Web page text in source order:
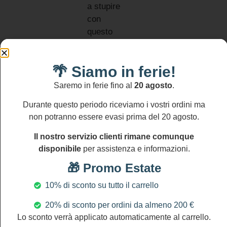
a stupire
con
questo
MATERIALI:
Cristalli
Ceramica
di
Perle
Maiorca
Corallo
DIMENSIONI
Lunghezza
collana:
resi
entro
🌴 Siamo in ferie!
Saremo in ferie fino al 20 agosto.
Durante questo periodo riceviamo i vostri ordini ma
non potranno essere evasi prima del 20 agosto.
Il nostro servizio clienti rimane comunque
disponibileper assistenza e informazioni.
🎁 Promo Estate
10% di sconto su tutto il carrello
20% di sconto per ordini da almeno 200 €
Lo sconto verrà applicato automaticamente al carrello.